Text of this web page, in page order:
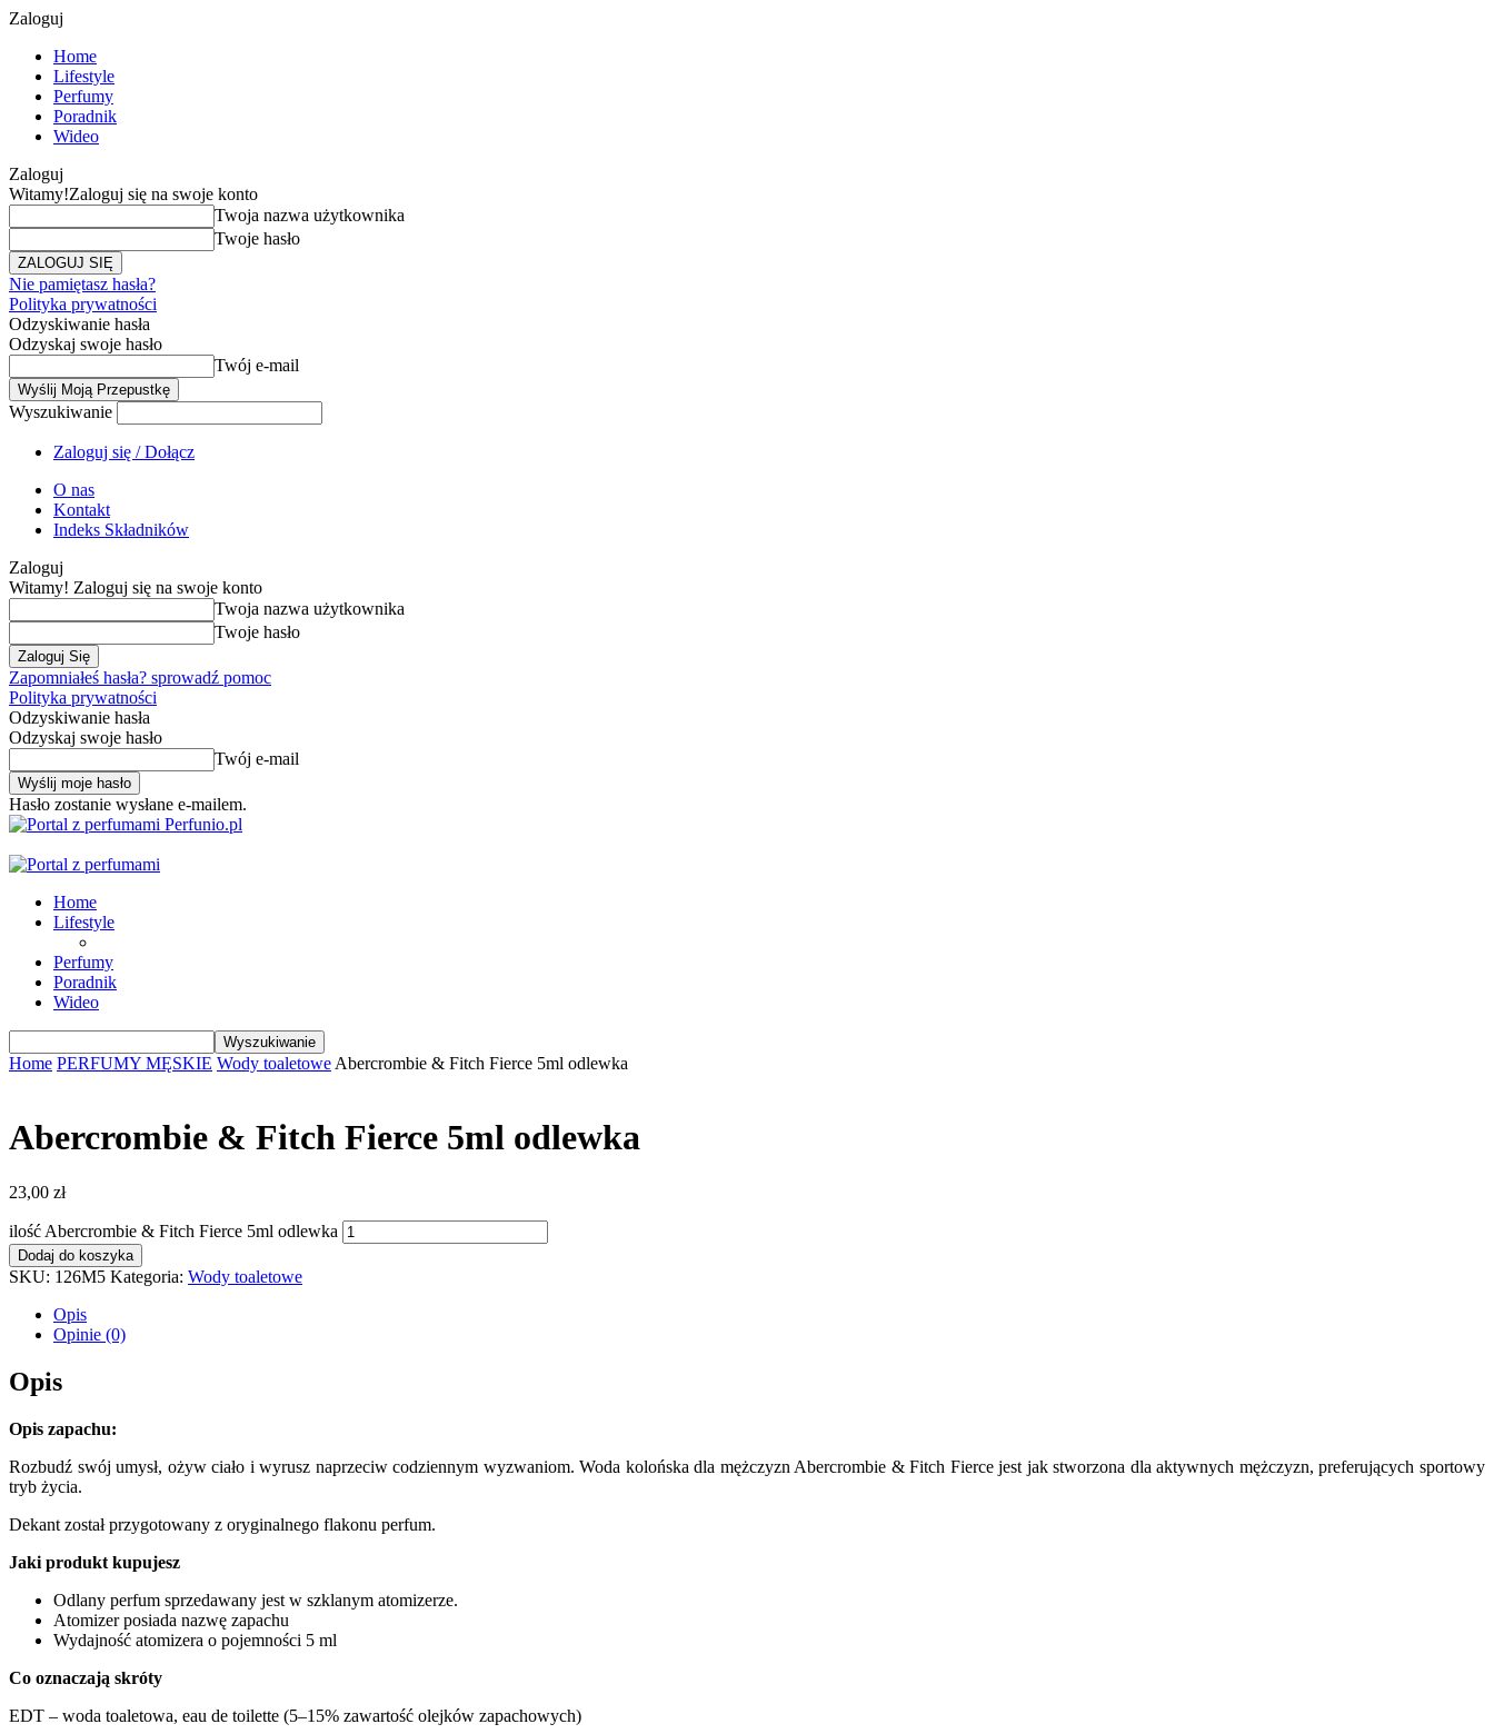
Zaloguj
Home
Lifestyle
Perfumy
Poradnik
Wideo
Zaloguj
Witamy!Zaloguj się na swoje konto
Twoja nazwa użytkownika
Twoje hasło
Nie pamiętasz hasła?
Polityka prywatności
Odzyskiwanie hasła
Odzyskaj swoje hasło
Twój e-mail
Wyszukiwanie
Zaloguj się / Dołącz
O nas
Kontakt
Indeks Składników
Zaloguj
Witamy! Zaloguj się na swoje konto
Twoja nazwa użytkownika
Twoje hasło
Zapomniałeś hasła? sprowadź pomoc
Polityka prywatności
Odzyskiwanie hasła
Odzyskaj swoje hasło
Twój e-mail
Hasło zostanie wysłane e-mailem.
Perfunio.pl
Home
Lifestyle
Perfumy
Poradnik
Wideo
Home PERFUMY MĘSKIE Wody toaletowe Abercrombie & Fitch Fierce 5ml odlewka
Abercrombie & Fitch Fierce 5ml odlewka
23,00 zł
ilość Abercrombie & Fitch Fierce 5ml odlewka
Dodaj do koszyka
SKU: 126M5 Kategoria: Wody toaletowe
Opis
Opinie (0)
Opis
Opis zapachu:
Rozbudź swój umysł, ożyw ciało i wyrusz naprzeciw codziennym wyzwaniom. Woda kolońska dla mężczyzn Abercrombie & Fitch Fierce jest jak stworzona dla aktywnych mężczyzn, preferujących sportowy
tryb życia.
Dekant został przygotowany z oryginalnego flakonu perfum.
Jaki produkt kupujesz
Odlany perfum sprzedawany jest w szklanym atomizerze.
Atomizer posiada nazwę zapachu
Wydajność atomizera o pojemności 5 ml
Co oznaczają skróty
EDT – woda toaletowa, eau de toilette (5–15% zawartość olejków zapachowych)